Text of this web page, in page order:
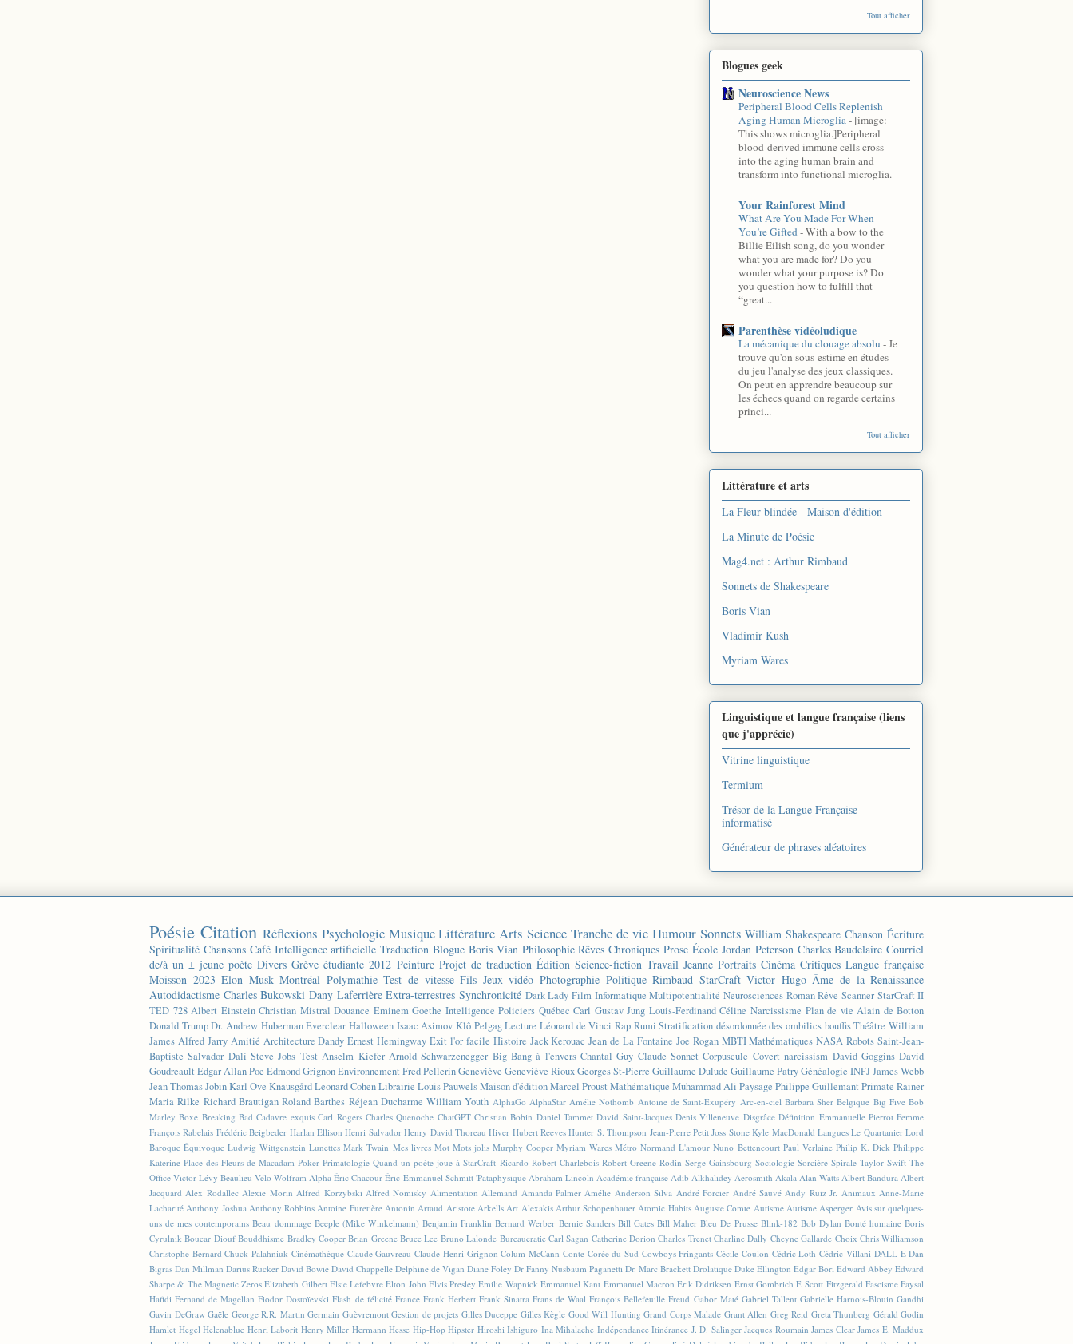
Tout afficher
Blogues geek
Neuroscience News
Peripheral Blood Cells Replenish
Aging Human Microglia- [image:
This shows microglia.]Peripheral
blood-derived immune cells cross
into the aging human brain and
transform into functional microglia.
Your Rainforest Mind
What Are You Made For When
You’re Gifted-With a bow to the
Billie Eilish song, do you wonder
what you are made for? Do you
wonder what your purpose is? Do
you question how to fulfill that
“great...
Parenthèse vidéoludique
La mécanique du clouage absolu -Je
trouve qu'on sous-estime en études
du jeu l'analyse des jeux classiques.
On peut en apprendre beaucoup sur
les échecs quand on regarde certains
princi...
Tout afficher
Littérature et arts
La Fleur blindée - Maison d'édition
La Minute de Poésie
Mag4.net : Arthur Rimbaud
Sonnets de Shakespeare
Boris Vian
Vladimir Kush
Myriam Wares
Linguistique et langue française (liens
que j'apprécie)
Vitrine linguistique
Termium
Trésor de la Langue Française
informatisé
Générateur de phrases aléatoires
Poésie Citation Réflexions Psychologie Musique Littérature Arts Science Tranche de vie Humour Sonnets William Shakespeare Chanson Écriture
Spiritualité Chansons Café Intelligence artificielle Traduction Blogue Boris Vian Philosophie Rêves Chroniques Prose École Jordan Peterson Charles Baudelaire Courriel
de/à un ± jeune poète Divers Grève étudiante 2012 Peinture Projet de traduction Édition Science-fiction Travail Jeanne Portraits Cinéma Critiques Langue française
Moisson 2023 Elon Musk Montréal Polymathie Test de vitesse Fils Jeux vidéo Photographie Politique Rimbaud StarCraft Victor Hugo Âme de la Renaissance
Autodidactisme Charles Bukowski Dany Laferrière Extra-terrestres Synchronicité Dark Lady Film Informatique Multipotentialité Neurosciences Roman Rêve Scanner StarCraft II
TED 728 Albert Einstein Christian Mistral Douance Eminem Goethe Intelligence Policiers Québec Carl Gustav Jung Louis-Ferdinand Céline Narcissisme Plan de vie Alain de Botton
Donald Trump Dr. Andrew Huberman Everclear Halloween Isaac Asimov Klô Pelgag Lecture Léonard de Vinci Rap Rumi Stratification désordonnée des ombilics bouffis Théâtre William
James Alfred Jarry Amitié Architecture Dandy Ernest Hemingway Exit l'or facile Histoire Jack Kerouac Jean de La Fontaine Joe Rogan MBTI Mathématiques NASA Robots Saint-Jean-
Baptiste Salvador Dalí Steve Jobs Test Anselm Kiefer Arnold Schwarzenegger Big Bang à l'envers Chantal Guy Claude Sonnet Corpuscule Covert narcissism David Goggins David
Goudreault Edgar Allan Poe Edmond GrignonEnvironnement Fred PellerinGeneviève Geneviève RiouxGeorges St-Pierre Guillaume Dulude Guillaume PatryGénéalogie INFJJames Webb
Jean-Thomas JobinKarl Ove KnausgårdLeonard CohenLibrairie Louis PauwelsMaison d'éditionMarcel Proust Mathématique Muhammad Ali Paysage Philippe Guillemant Primate Rainer
Maria Rilke Richard Brautigan Roland Barthes Réjean Ducharme William Youth AlphaGo AlphaStar Amélie Nothomb Antoine de Saint-Exupéry Arc-en-ciel Barbara Sher Belgique Big Five Bob
Marley Boxe Breaking Bad Cadavre exquis Carl Rogers Charles Quenoche ChatGPT Christian Bobin Daniel Tammet David Saint-Jacques Denis Villeneuve Disgrâce Définition Emmanuelle Pierrot Femme
François Rabelais Frédéric Beigbeder Harlan Ellison Henri Salvador Henry David Thoreau Hiver Hubert Reeves Hunter S. Thompson Jean-Pierre Petit Joss Stone Kyle MacDonald Langues Le Quartanier Lord
Baroque Équivoque Ludwig Wittgenstein Lunettes Mark Twain Mes livres Mot Mots jolis Murphy Cooper Myriam Wares Métro Normand L'amour Nuno Bettencourt Paul Verlaine Philip K. Dick Philippe
Katerine Place des Fleurs-de-Macadam Poker Primatologie Quand un poète joue à StarCraft Ricardo Robert Charlebois Robert Greene Rodin Serge Gainsbourg Sociologie Sorcière Spirale Taylor Swift The
Office Victor-Lévy Beaulieu Vélo Wolfram Alpha Éric Chacour Éric-Emmanuel Schmitt 'Pataphysique Abraham Lincoln Académie française Adib Alkhalidey Aerosmith Akala Alan Watts Albert Bandura Albert
Jacquard Alex Rodallec Alexie Morin Alfred Korzybski Alfred Nomisky Alimentation Allemand Amanda Palmer Amélie Anderson Silva André Forcier André Sauvé Andy Ruiz Jr. Animaux Anne-Marie
Lacharité Anthony Joshua Anthony Robbins Antoine Furetière Antonin Artaud Aristote Arkells Art Alexakis Arthur Schopenhauer Atomic Habits Auguste Comte Autisme Autisme Asperger Avis sur quelques-
uns de mes contemporains Beau dommage Beeple (Mike Winkelmann) Benjamin Franklin Bernard Werber Bernie Sanders Bill Gates Bill Maher Bleu De Prusse Blink-182 Bob Dylan Bonté humaine Boris
Cyrulnik Boucar Diouf Bouddhisme Bradley Cooper Brian Greene Bruce Lee Bruno Lalonde Bureaucratie Carl Sagan Catherine Dorion Charles Trenet Charline Dally Cheyne Gallarde Choix Chris Williamson
Christophe Bernard Chuck Palahniuk Cinémathèque Claude Gauvreau Claude-Henri Grignon Colum McCann Conte Corée du Sud Cowboys Fringants Cécile Coulon Cédric Loth Cédric Villani DALL-E Dan
Bigras Dan Millman Darius Rucker David Bowie David Chappelle Delphine de Vigan Diane Foley Dr Fanny Nusbaum Paganetti Dr. Marc Brackett Drolatique Duke Ellington Edgar Bori Edward Abbey Edward
Sharpe & The Magnetic Zeros Elizabeth Gilbert Elsie Lefebvre Elton John Elvis Presley Emilie Wapnick Emmanuel Kant Emmanuel Macron Erik Didriksen Ernst Gombrich F. Scott Fitzgerald Fascisme Faysal
Hafidi Fernand de Magellan Fiodor Dostoïevski Flash de félicité France Frank Herbert Frank Sinatra Frans de Waal François Bellefeuille Freud Gabor Maté Gabriel Tallent Gabrielle Harnois-Blouin Gandhi
Gavin DeGraw Gaële George R.R. Martin Germain Guèvremont Gestion de projets Gilles Duceppe Gilles Kègle Good Will Hunting Grand Corps Malade Grant Allen Greg Reid Greta Thunberg Gérald Godin
Hamlet Hegel Helenablue Henri Laborit Henry Miller Hermann Hesse Hip-Hop Hipster Hiroshi Ishiguro Ina Mihalache Indépendance Itinérance J. D. Salinger Jacques Roumain James Clear James E. Maddux